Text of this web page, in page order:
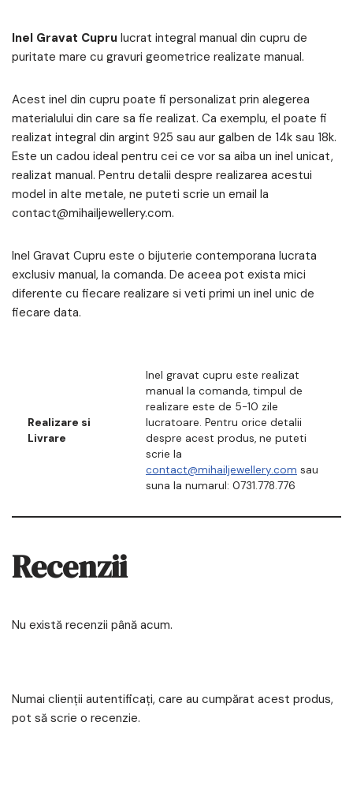
Inel Gravat Cupru lucrat integral manual din cupru de
puritate mare cu gravuri geometrice realizate manual.
Acest inel din cupru poate fi personalizat prin alegerea
materialului din care sa fie realizat. Ca exemplu, el poate fi
realizat integral din argint 925 sau aur galben de 14k sau 18k.
Este un cadou ideal pentru cei ce vor sa aiba un inel unicat,
realizat manual. Pentru detalii despre realizarea acestui
model in alte metale, ne puteti scrie un email la
contact@mihailjewellery.com.
Inel Gravat Cupru este o bijuterie contemporana lucrata
exclusiv manual, la comanda. De aceea pot exista mici
diferente cu fiecare realizare si veti primi un inel unic de
fiecare data.
Realizare si
Livrare
Inel gravat cupru este realizat
manual la comanda, timpul de
realizare este de 5-10 zile
lucratoare. Pentru orice detalii
despre acest produs, ne puteti
scrie la
contact@mihailjewellery.com sau
suna la numarul: 0731.778.776
Recenzii
Nu există recenzii până acum.
Numai clienții autentificați, care au cumpărat acest produs,
pot să scrie o recenzie.